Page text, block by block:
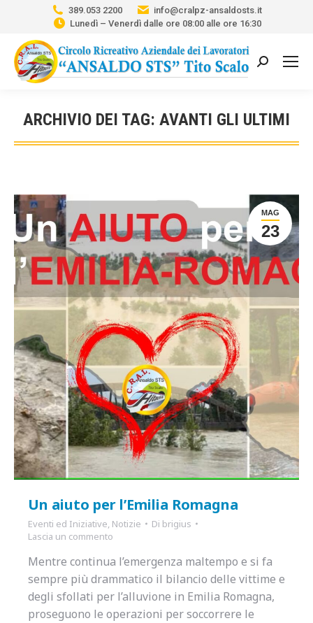
389.053 2200
info@cralpz-ansaldosts.it
Lunedì – Venerdì dalle ore 08:00 alle ore 16:30
Cerca:
ARCHIVIO DEI TAG: AVANTI GLI ULTIMI
Tu sei qui:
MAG
23
Un aiuto per l’Emilia Romagna
Eventi ed Iniziative, Notizie Di brigius
Lascia un commento
Mentre continua l’emergenza maltempo e si fa
sempre più drammatico il bilancio delle vittime e
degli sfollati per l’alluvione in Emilia Romagna,
proseguono le operazioni per soccorrere le